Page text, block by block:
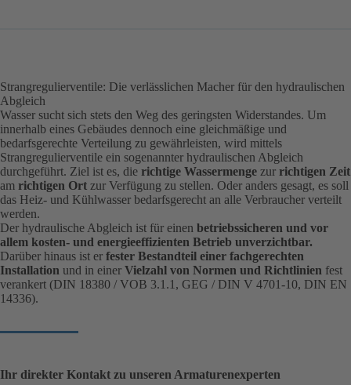
Strangregulierventile: Die verlässlichen Macher für den hydraulischen
Abgleich
Wasser sucht sich stets den Weg des geringsten Widerstandes. Um
innerhalb eines Gebäudes dennoch eine gleichmäßige und
bedarfsgerechte Verteilung zu gewährleisten, wird mittels
Strangregulierventile ein sogenannter hydraulischen Abgleich
durchgeführt. Ziel ist es, die richtige Wassermenge zur richtigen Zeit
am richtigen Ort zur Verfügung zu stellen. Oder anders gesagt, es soll
das Heiz- und Kühlwasser bedarfsgerecht an alle Verbraucher verteilt
werden.
Der hydraulische Abgleich ist für einen betriebssicheren und vor
allem kosten- und energieeffizienten Betrieb unverzichtbar.
Darüber hinaus ist er fester Bestandteil einer fachgerechten
Installation und in einer Vielzahl von Normen und Richtlinien fest
verankert (DIN 18380 / VOB 3.1.1, GEG / DIN V 4701-10, DIN EN
14336).
Ihr direkter Kontakt zu unseren Armaturenexperten